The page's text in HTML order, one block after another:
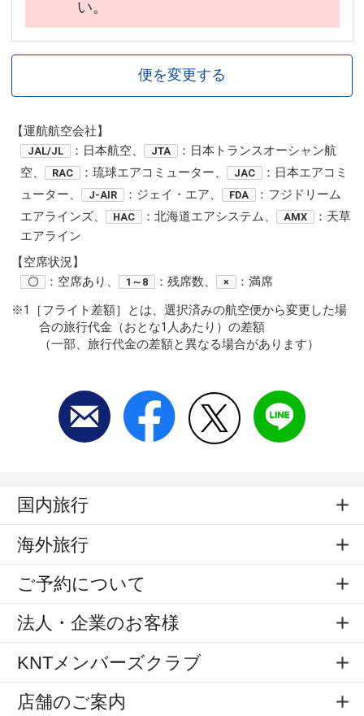
い。
便を変更する
【運航航空会社】
JAL/JL ：日本航空、 JTA
：日本トランスオーシャン航
空、
RAC ：琉球エアコミューター、 JAC
：日本エアコミ
ューター、
J-AIR ：ジェイ・エア、 FDA
：フジドリーム
エアラインズ、
HAC ：北海道エアシステム、 AMX
：天草
エアライン
【空席状況】
〇 ：空席あり、 1～8 ：残席数、 ×
：満席
※1［フライト差額］とは、選択済みの航空便から変更した場
合の旅行代金（おとな1人あたり）の差額
（一部、旅行代金の差額と異なる場合があります）
国内旅行
海外旅行
ご予約について
法人・企業のお客様
KNTメンバーズクラブ
店舗のご案内